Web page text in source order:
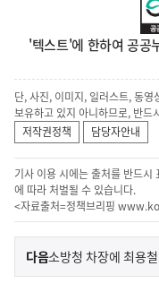
'텍스트'에 한하여 공공
단, 사진, 이미지, 일러스트, 동
보유하고 있지 아니하므로, 반드
저작권정책
담당자안내
기사 이용 시에는 출처를 반드시
에 따라 처벌될 수 있습니다.
<자료출처=정책브리핑
이
전
다음기
소방청 차장에 최용